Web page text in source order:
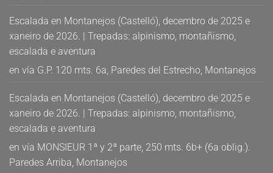
Escalada en Montanejos (Castelló), decembro de 2025 e
xaneiro de 2026. | Trepadas: alpinismo, montañismo,
escalada e aventura
en vía G.P. 120 mts. 6a, Paredes del Estrecho, Montanejos
Escalada en Montanejos (Castelló), decembro de 2025 e
xaneiro de 2026. | Trepadas: alpinismo, montañismo,
escalada e aventura
en vía MONSIEUR 1ª y 2ª parte, 250 mts. 6b+ (6a oblig.).
Paredes Arriba, Montanejos